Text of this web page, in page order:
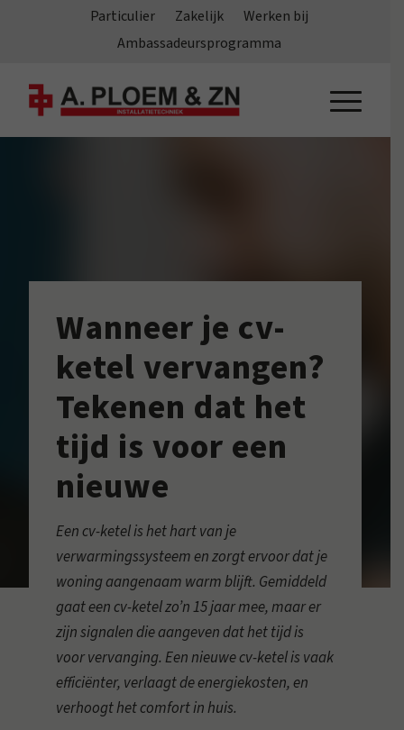
Particulier Zakelijk
Werken bij
Ambassadeursprogramma
Wanneer je cv-
ketel vervangen?
Tekenen dat het
tijd is voor een
nieuwe
Een cv-ketel is het hart van je
verwarmingssysteem en zorgt ervoor dat je
woning aangenaam warm blijft. Gemiddeld
gaat een cv-ketel zo’n 15 jaar mee, maar er
zijn signalen die aangeven dat het tijd is
voor vervanging. Een nieuwe cv-ketel is vaak
efficiënter, verlaagt de energiekosten, en
verhoogt het comfort in huis.